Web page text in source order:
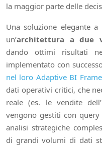
la maggior parte delle
Una soluzione elegante
un’architettura a due
dando ottimi risultati
implementato con
nel loro Adaptive BI
dati operativi critici, che
reale (es. le vendite
vengono gestiti con
analisi strategiche
di grandi volumi di dati